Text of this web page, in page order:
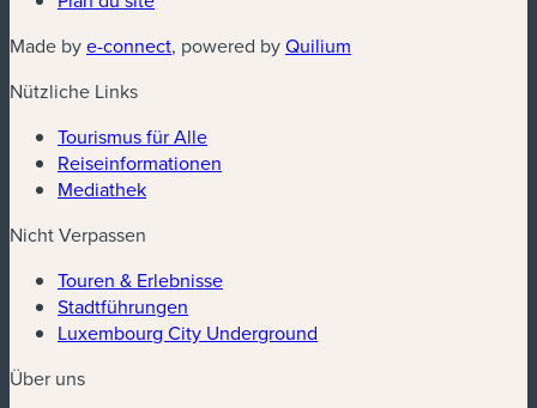
Made bye-connect(neues Fenster)
, powered byQuilium
Nützliche Links
Tourismus für Alle
Reiseinformationen
Mediathek
Nicht Verpassen
Touren & Erlebnisse
Stadtführungen
Luxembourg City Underground
Über uns